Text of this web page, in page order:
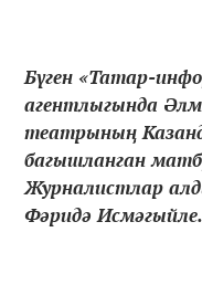
Бүген «Татар-
агентлыгында
театрының
багышланган
Журналистлар
Фәридә